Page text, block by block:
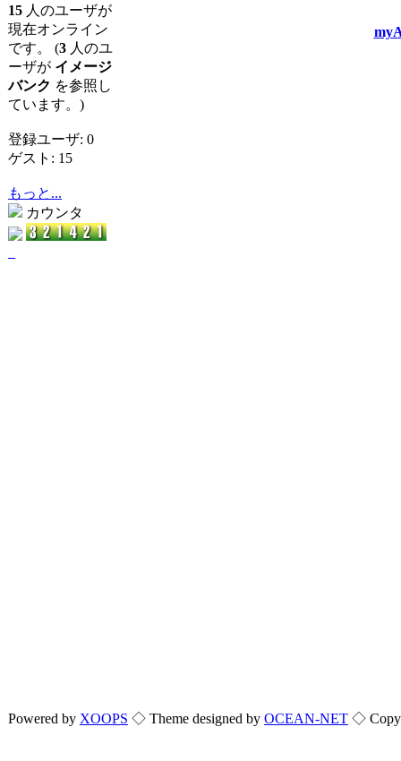
15 人のユーザが
現在オンライン
です。 (3 人のユ
ーザが イメージ
バンク を参照し
ています。)
登録ユーザ: 0
ゲスト: 15
もっと...
カウンタ
Powered by XOOPS ◇ Theme designed by OCEAN-NET ◇